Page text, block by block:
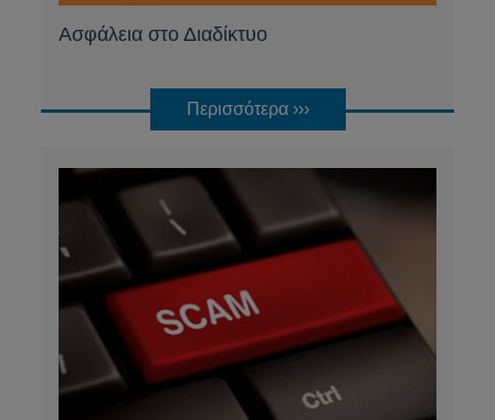
Ασφάλεια στο Διαδίκτυο
Περισσότερα ›››